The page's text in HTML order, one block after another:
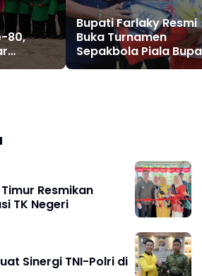
80,
Bupati Farlaky Resmi
Buka Turnamen
Sepakbola Piala
Aceh Timur Cup II
Resmikan
TK Negeri
Sinergi TNI-Polri di